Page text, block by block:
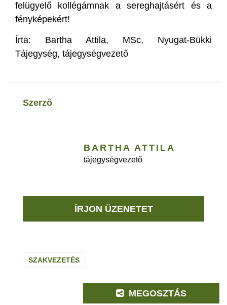
felügyelő kollégámnak a sereghajtásért és a
fényképekért!
Írta: Bartha Attila, MSc, Nyugat-Bükki
Tájegység, tájegységvezető
szerző
BARTHA ATTILA
tájegységvezető
ÍRJON ÜZENETET
SZAKVEZETÉS
MEGOSZTÁS